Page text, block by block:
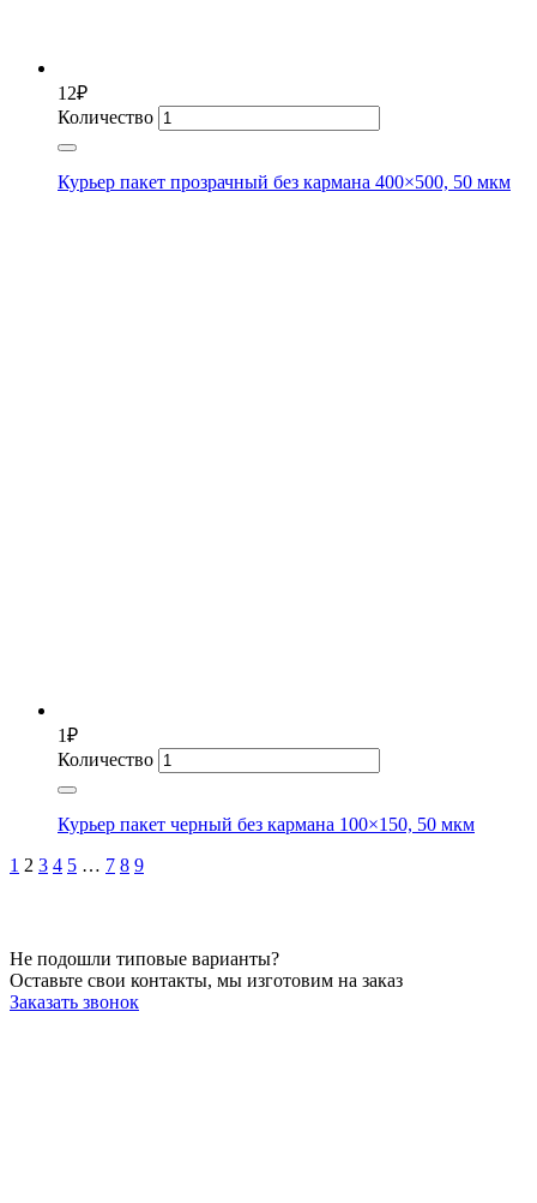
12₽
Количество
Курьер пакет прозрачный без кармана 400×500, 50 мкм
1₽
Количество
Курьер пакет черный без кармана 100×150, 50 мкм
1 2 3 4 5 … 7 8 9
Не подошли типовые варианты?
Оставьте свои контакты, мы изготовим на заказ
Заказать звонок